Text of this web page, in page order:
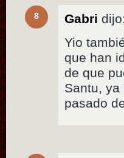
8 Gabri dijo:
Yio
que han
de que
Santu,
pasado